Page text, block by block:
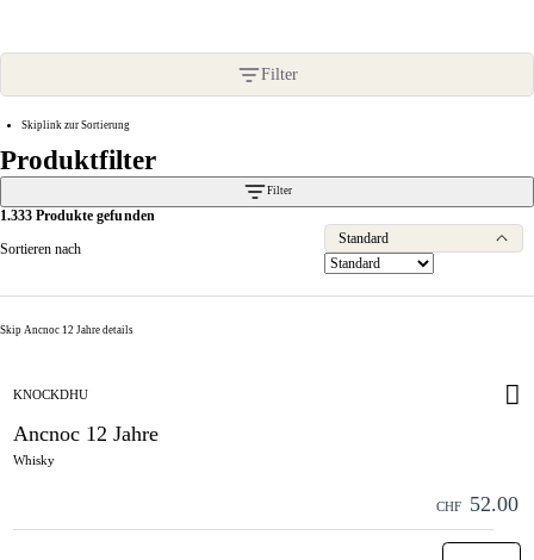
Filter
Skiplink zur Sortierung
Produktfilter
Filter
1.333 Produkte gefunden
Sortieren nach
Standard
Skip Ancnoc 12 Jahre details
KNOCKDHU
Ancnoc 12 Jahre
Whisky
CHF 52.00